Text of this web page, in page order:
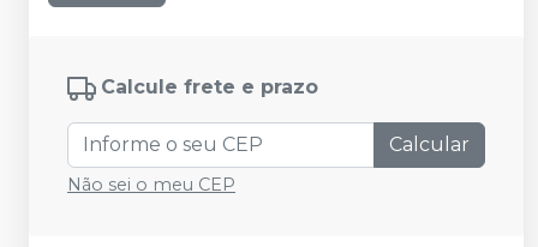
Calcule frete e prazo
Calcular
Não sei o meu CEP